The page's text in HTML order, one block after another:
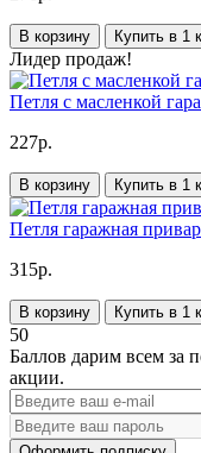
В корзину Купить в 1
Лидер продаж!
Петля с масленкой
227р.
В корзину Купить в 1
Петля гаражная
315р.
В корзину Купить в 1
50
Баллов дарим всем за
акции.